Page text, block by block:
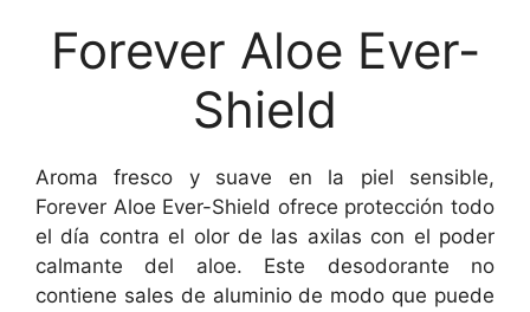
Forever Aloe Ever-
Shield
Aroma fresco y suave en la piel sensible,
Forever Aloe Ever-Shield ofrece protección todo
el día contra el olor de las axilas con el poder
calmante del aloe. Este desodorante no
contiene sales de aluminio de modo que puede